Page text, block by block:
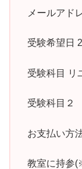
メールアド
受験希望日
受験科目 リ
受験科目２
お支払い方
教室に持参